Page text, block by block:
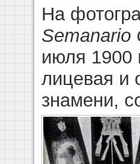
На
Semanario
июля 1900
лицевая и
знамени,